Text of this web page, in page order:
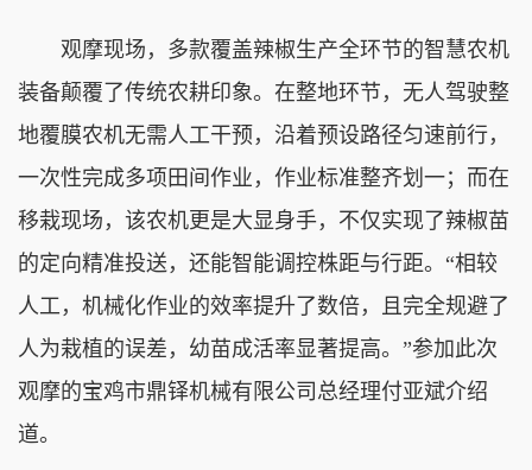
观摩现场，多款覆盖辣椒生产全环节的智慧农机
装备颠覆了传统农耕印象。在整地环节，无人驾驶整
地覆膜农机无需人工干预，沿着预设路径匀速前行，
一次性完成多项田间作业，作业标准整齐划一；而在
移栽现场，该农机更是大显身手，不仅实现了辣椒苗
的定向精准投送，还能智能调控株距与行距。“相较
人工，机械化作业的效率提升了数倍，且完全规避了
人为栽植的误差，幼苗成活率显著提高。”参加此次
观摩的宝鸡市鼎铎机械有限公司总经理付亚斌介绍
道。